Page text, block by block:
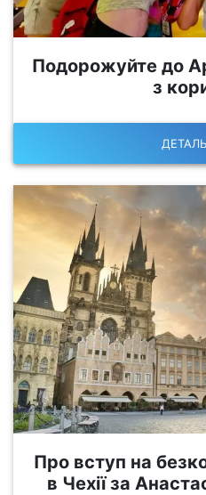
Подорожуйте до
з
Про вступ на
в Чехії за